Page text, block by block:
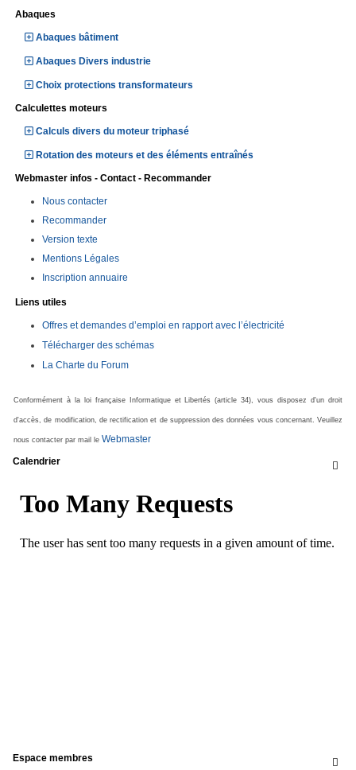
Abaques
Abaques bâtiment
Abaques Divers industrie
Choix protections transformateurs
Calculettes moteurs
Calculs divers du moteur triphasé
Rotation des moteurs et des éléments entraînés
Webmaster infos - Contact - Recommander
Nous contacter
Recommander
Version texte
Mentions Légales
Inscription annuaire
Liens utiles
Offres et demandes d’emploi en rapport avec l’électricité
Télécharger des schémas
La Charte du Forum
Conformément à la loi française Informatique et Libertés (article 34), vous disposez d'un droit
d'accès, de modification, de rectification et de suppression des données vous concernant. Veuillez
nous contacter par mail le Webmaster

Calendrier

Espace membres